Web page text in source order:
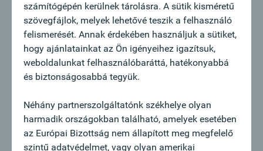
Verantwortung übernehmen: Sie beraten und betreuen
unsere Kund:innen ganzheitlich zu Finanzthemen.
Geschäft ausbauen: Sie identifizieren Potenziale,
vertiefen Kundenbeziehungen und entwickeln Ihr
Netzwerk kontinuierlich weiter.
Praxisnah wachsen: Durch „training on the job“,
Seminare bauen Sie Ihre Expertise systematisch aus.
Perspektive wählen: Nach einem 360°-Einblick in
unsere Produkte und Prozesse entscheiden Sie, ob Sie
számítógépén kerülnek tárolásra. A sütik kisméretű
szövegfájlok, melyek lehetővé teszik a felhasználó
felismerését. Annak érdekében használjuk a sütiket,
hogy ajánlatainkat az Ön igényeihez igazítsuk,
weboldalunkat felhasználóbaráttá, hatékonyabbá
és biztonságosabbá tegyük.
Néhány partnerszolgáltatónk székhelye olyan
harmadik országokban található, amelyek esetében
az Európai Bizottság nem állapított meg megfelelő
szintű adatvédelmet, vagy olyan amerikai